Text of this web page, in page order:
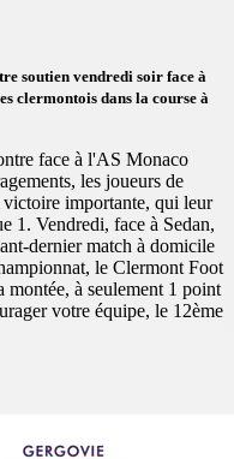
soutien vendredi soir face à
clermontois dans la course à
face à l'AS Monaco
les joueurs de
importante, qui leur
1. Vendredi, face à Sedan,
dernier match à domicile
le Clermont Foot
montée, à seulement 1 point
votre équipe, le 12ème